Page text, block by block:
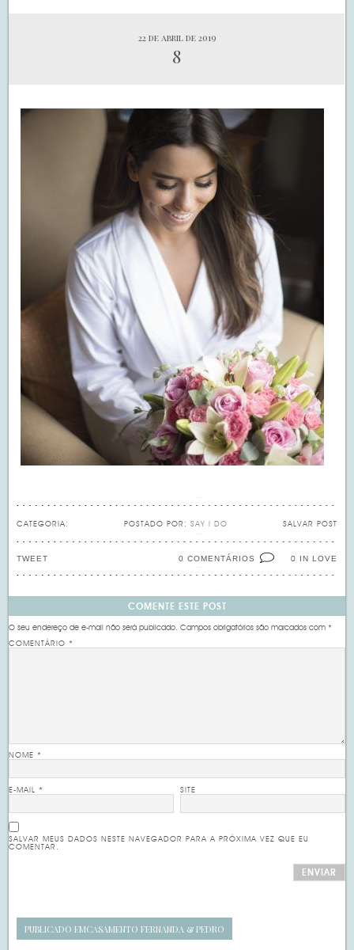
22 de abril de 2019
8
CATEGORIA: SALVAR POST
POSTADO POR: SAY I DO
0 IN LOVE
0 COMENTÁRIOS
TWEET
COMENTE ESTE POST
O seu endereço de e-mail não será publicado. Campos obrigatórios são marcados com*
COMENTÁRIO*
NOME*
E-MAIL* SITE
SALVAR MEUS DADOS NESTE NAVEGADOR PARA A PRÓXIMA VEZ QUE EU
COMENTAR.
PUBLICADO EMCASAMENTO FERNANDA & PEDRO